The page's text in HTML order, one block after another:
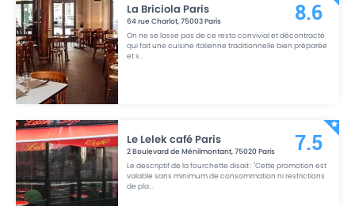
La Briciola Paris
64 rue Charlot,75003Paris
On ne se lasse pas de ce resto convivial et décontracté
qui fait une cuisine italienne traditionnelle bien préparée
et s...
8.6
Le Lelek café Paris
2 Boulevard de Ménilmontant,75020Paris
Le descriptif de la fourchette disait : "Cette promotion est
valable sans minimum de consommation ni restrictions
de pla...
7.5